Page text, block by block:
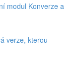
modul Konverze a
verze, kterou